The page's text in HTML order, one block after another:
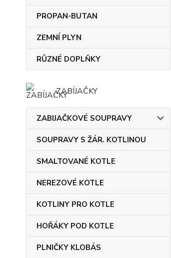
PROPAN-BUTAN
ZEMNÍ PLYN
RŮZNÉ DOPLŇKY
ZABÍJAČKY
ZABIJAČKOVÉ SOUPRAVY
SOUPRAVY S ŽÁR. KOTLINOU
SMALTOVANÉ KOTLE
NEREZOVÉ KOTLE
KOTLINY PRO KOTLE
HOŘÁKY POD KOTLE
PLNIČKY KLOBÁS